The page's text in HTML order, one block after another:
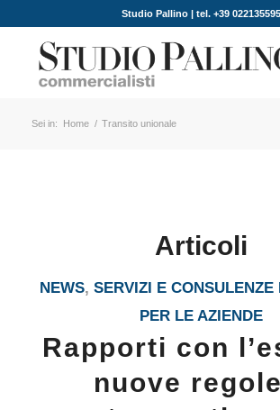
Studio Pallino | tel. +39 022135595
Sei in: Home / Transito unionale
Articoli
NEWS, SERVIZI E CONSULENZE
PER LE AZIENDE
Rapporti con
nuove